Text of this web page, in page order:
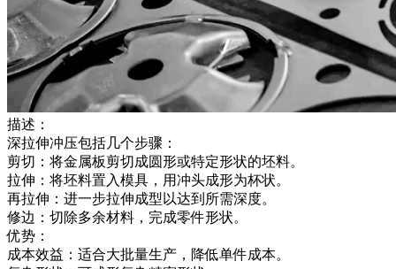
描述：
深拉伸冲压包括几个步骤：
剪切：将金属板剪切成圆形或特定形状的坯料。
拉伸：将坯料置入模具，用冲头成形为杯状。
再拉伸：进一步拉伸成型以达到所需深度。
修边：切除多余材料，完成零件形状。
优势：
成本效益：适合大批量生产，降低单件成本。